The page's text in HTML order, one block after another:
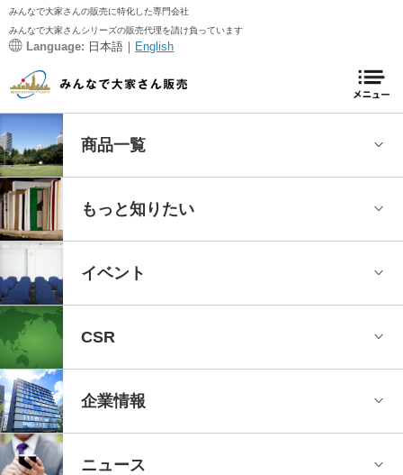
みんなで大家さんの販売に特化した専門会社
みんなで大家さんシリーズの販売代理を請け負っています
Language: 日本語｜ English
商品一覧
もっと知りたい
イベント
CSR
企業情報
ニュース